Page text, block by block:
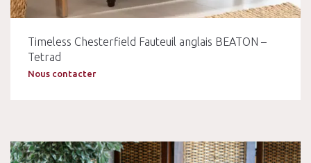
Timeless Chesterfield Fauteuil anglais BEATON –
Tetrad
Nous contacter